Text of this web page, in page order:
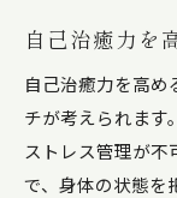
自己治癒力を
自己治癒力を高め
チが考えられます
ストレス管理が不
で、身体の状態を